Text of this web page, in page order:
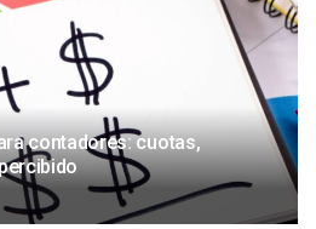
contadores: cuotas,